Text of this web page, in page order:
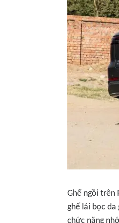
Ghế ngồi trên
ghế lái bọc da
chức năng